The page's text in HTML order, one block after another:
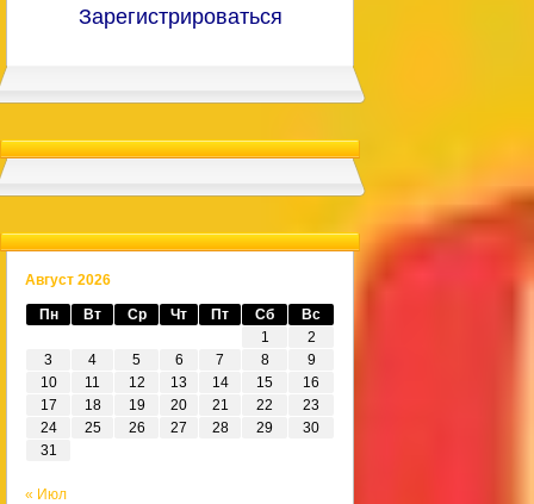
Зарегистрироваться
Август 2026
Пн Вт Ср Чт Пт Сб
Вс
1
2
3
4 5 6 7 8
9
10
11 12 13 14 15
16
17
18 19 20 21 22
23
24
25 26 27 28 29
30
31
« Июл